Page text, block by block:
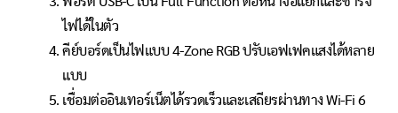
ไฟได้ในตัว
คีย์บอร์ดเป็นไฟแบบ 4-Zone RGB ปรับเอฟเฟคแสงได้หลาย
แบบ
เชื่อมต่ออินเทอร์เน็ตได้รวดเร็วและเสถียรผ่านทาง Wi-Fi 6